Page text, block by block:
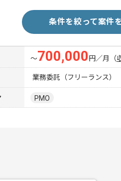
条件を絞って案件
〜700,000 円／月 （
業務委託（フリーランス）
PMO